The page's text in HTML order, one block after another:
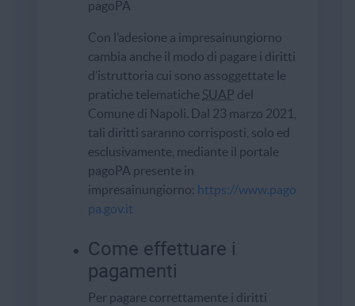
Con l’adesione a impresainungiorno
cambia anche il modo di pagare i diritti
d’istruttoria cui sono assoggettate le
pratiche telematiche SUAP del
Comune di Napoli. Dal 23 marzo 2021,
tali diritti saranno corrisposti, solo ed
esclusivamente, mediante il portale
pagoPA presente in
impresainungiorno: https://www.pago
pa.gov.it
Come effettuare i
pagamenti
Per pagare correttamente i diritti